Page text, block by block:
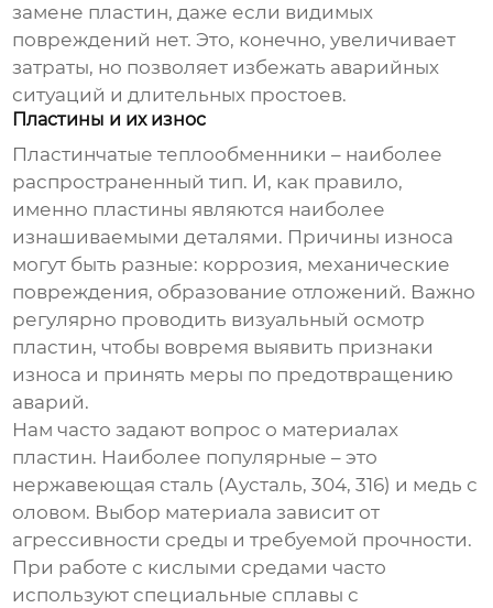
замене пластин, даже если видимых
повреждений нет. Это, конечно, увеличивает
затраты, но позволяет избежать аварийных
ситуаций и длительных простоев.
Пластины и их износ
Пластинчатые теплообменники – наиболее
распространенный тип. И, как правило,
именно пластины являются наиболее
изнашиваемыми деталями. Причины износа
могут быть разные: коррозия, механические
повреждения, образование отложений. Важно
регулярно проводить визуальный осмотр
пластин, чтобы вовремя выявить признаки
износа и принять меры по предотвращению
аварий.
Нам часто задают вопрос о материалах
пластин. Наиболее популярные – это
нержавеющая сталь (Аусталь, 304, 316) и медь с
оловом. Выбор материала зависит от
агрессивности среды и требуемой прочности.
При работе с кислыми средами часто
используют специальные сплавы с